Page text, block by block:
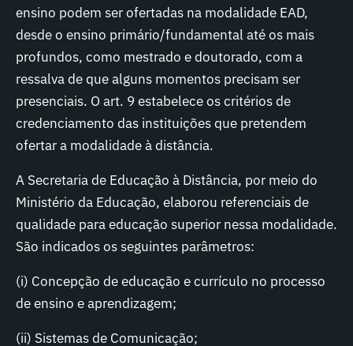
ensino podem ser ofertadas na modalidade EAD,
desde o ensino primário/fundamental até os mais
profundos, como mestrado e doutorado, com a
ressalva de que alguns momentos precisam ser
presenciais. O art. 9 estabelece os critérios de
credenciamento das instituições que pretendem
ofertar a modalidade à distância.
A Secretaria de Educação à Distância, por meio do
Ministério da Educação, elaborou referenciais de
qualidade para educação superior nessa modalidade.
São indicados os seguintes parâmetros:
(i) Concepção de educação e currículo no processo
de ensino e aprendizagem;
(ii) Sistemas de Comunicação;